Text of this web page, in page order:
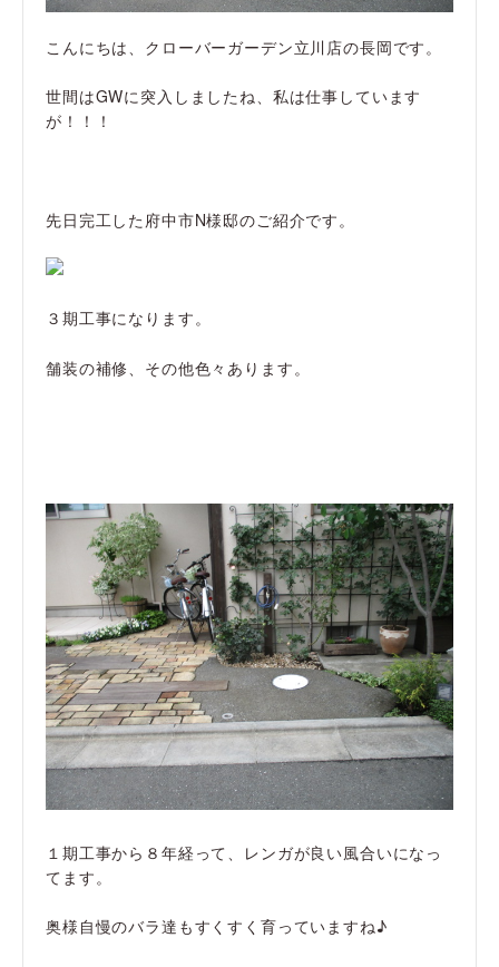
こんにちは、クローバーガーデン立川店の長岡です。
世間はGWに突入しましたね、私は仕事しています
が！！！
先日完工した府中市N様邸のご紹介です。
３期工事になります。
舗装の補修、その他色々あります。
１期工事から８年経って、レンガが良い風合いになっ
てます。
奥様自慢のバラ達もすくすく育っていますね♪